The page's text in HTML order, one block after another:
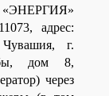
«ЭНЕРГИЯ»
адрес:
г.
дом 8,
через